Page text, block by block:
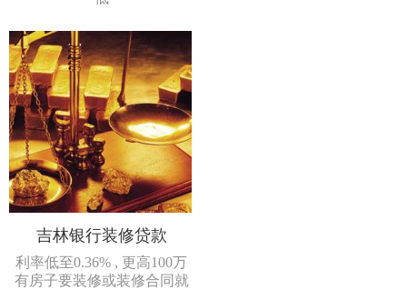
吉林银行装修贷款
利率低至0.36% , 更高100万
有房子要装修或装修合同就